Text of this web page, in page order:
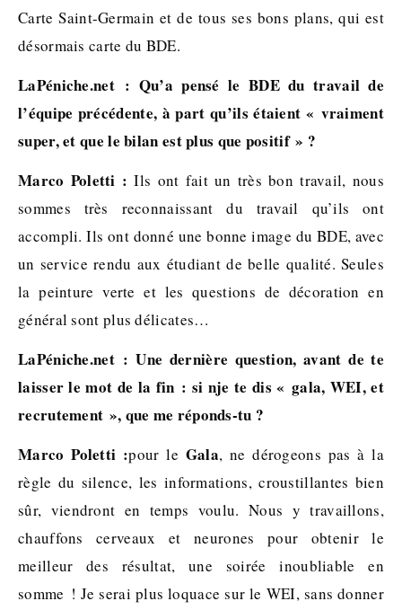
Carte Saint-Germain et de tous ses bons plans, qui est
désormais carte du BDE.
LaPéniche.net : Qu’a pensé le BDE du travail de
l’équipe précédente, à part qu’ils étaient « vraiment
super, et que le bilan est plus que positif » ?
Marco Poletti : Ils ont fait un très bon travail, nous
sommes très reconnaissant du travail qu’ils ont
accompli. Ils ont donné une bonne image du BDE, avec
un service rendu aux étudiant de belle qualité. Seules
la peinture verte et les questions de décoration en
général sont plus délicates…
LaPéniche.net : Une dernière question, avant de te
laisser le mot de la fin : si nje te dis « gala, WEI, et
recrutement », que me réponds-tu ?
Marco Poletti :pour le Gala, ne dérogeons pas à la
règle du silence, les informations, croustillantes bien
sûr, viendront en temps voulu. Nous y travaillons,
chauffons cerveaux et neurones pour obtenir le
meilleur des résultat, une soirée inoubliable en
somme ! Je serai plus loquace sur le WEI, sans donner